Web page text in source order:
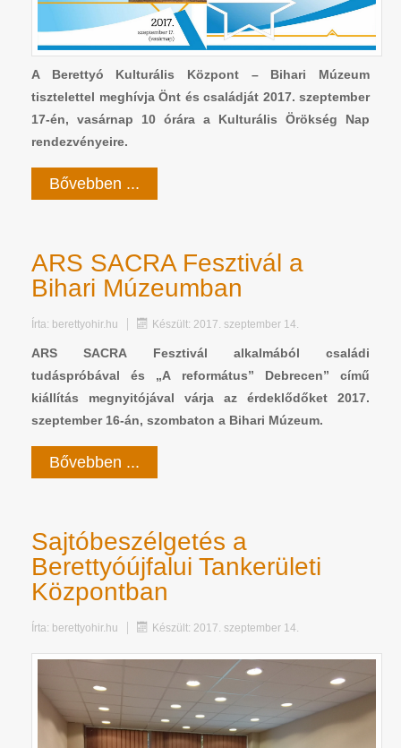
A Berettyó Kulturális Központ – Bihari Múzeum
tisztelettel meghívja Önt és családját 2017. szeptember
17-én, vasárnap 10 órára a Kulturális Örökség Nap
rendezvényeire.
Bővebben ...
ARS SACRA Fesztivál a
Bihari Múzeumban
Írta: berettyohir.hu Készült: 2017. szeptember 14.
ARS SACRA Fesztivál alkalmából családi
tudáspróbával és „A református” Debrecen” című
kiállítás megnyitójával várja az érdeklődőket 2017.
szeptember 16-án, szombaton a Bihari Múzeum.
Bővebben ...
Sajtóbeszélgetés a
Berettyóújfalui Tankerületi
Központban
Írta: berettyohir.hu Készült: 2017. szeptember 14.